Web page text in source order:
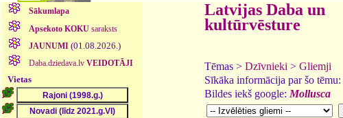
Sākumlapa
Apsekoto KOKUsaraksts
JAUNUMI (01.08.2026.)
Daba.dziedava.lv VEIDOTĀJI
Vietas
Latvijas Daba un
kultūrvēsture
Tēmas > Dzīvnieki > Gliemji
Sīkāka informācija par šo tēmu:
Bildes iekš google: Mollusca